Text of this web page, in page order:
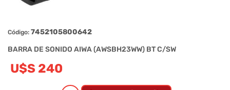
Código: 7452105800642
BARRA DE SONIDO AIWA (AWSBH23WW) BT C/SW
U$S 240